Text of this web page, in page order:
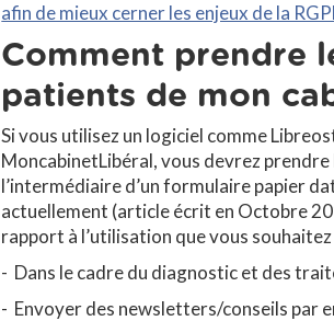
afin de mieux cerner les enjeux de la
Comment prendre
patients de mon
Si vous utilisez un logiciel comme
MoncabinetLibéral, vous devrez
l’intermédiaire d’un formulaire papier
actuellement (article écrit en Octobre
rapport à l’utilisation que vous
- Dans le cadre du diagnostic et des
- Envoyer des newsletters/conseils par